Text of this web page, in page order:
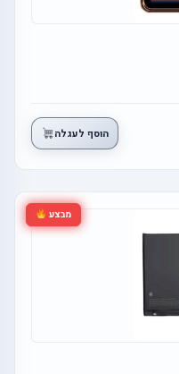
הוסף לעגלה
מבצע